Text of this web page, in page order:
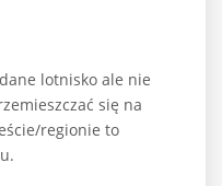
lotnisko ale nie
się na
regionie to